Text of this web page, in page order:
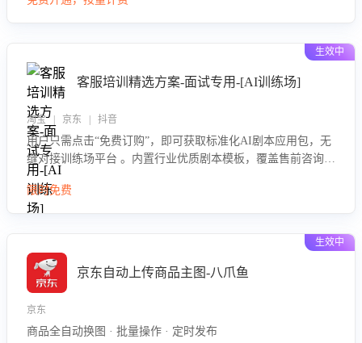
低退款率，提升售后效率。
生效中
客服培训精选方案-面试专用-[AI训练场]
淘宝 | 京东 | 抖音
用户只需点击“免费订购”，即可获取标准化AI剧本应用包，无
缝对接训练场平台 。内置行业优质剧本模板，覆盖售前咨询、
售后处理等全场景，消除复杂部署流程，节省90%的初始化时
间，助力企业快速启动智能客服训练
限时免费
生效中
京东自动上传商品主图-八爪鱼
京东
商品全自动换图 · 批量操作 · 定时发布